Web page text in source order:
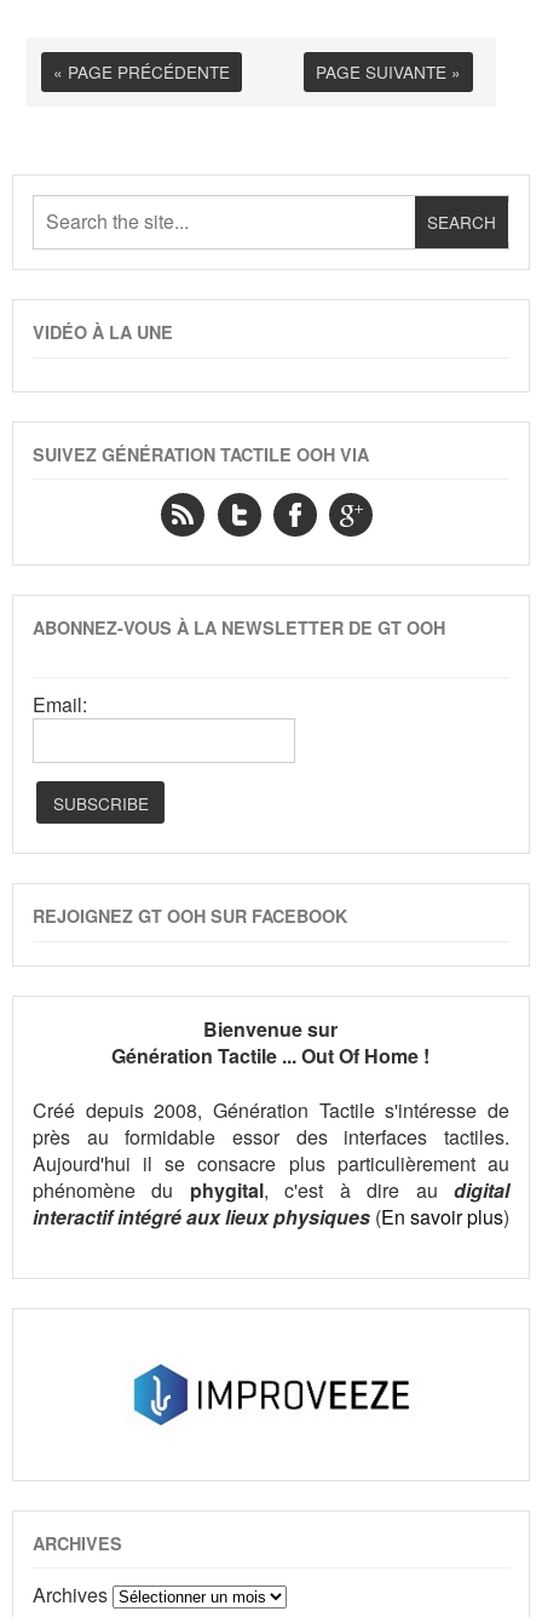
« PAGE PRÉCÉDENTE PAGE SUIVANTE »
VIDÉO À LA UNE
SUIVEZ GÉNÉRATION TACTILE OOH VIA
ABONNEZ-VOUS À LA NEWSLETTER DE GT OOH
Email:
REJOIGNEZ GT OOH SUR FACEBOOK
Bienvenue sur
Génération Tactile ... Out Of Home !
Créé depuis 2008, Génération Tactile s'intéresse de
près au formidable essor des interfaces tactiles.
Aujourd'hui il se consacre plus particulièrement au
phénomène du phygital, c'est à dire audigital
interactif intégré aux lieux physiques (En savoir plus)
ARCHIVES
Archives